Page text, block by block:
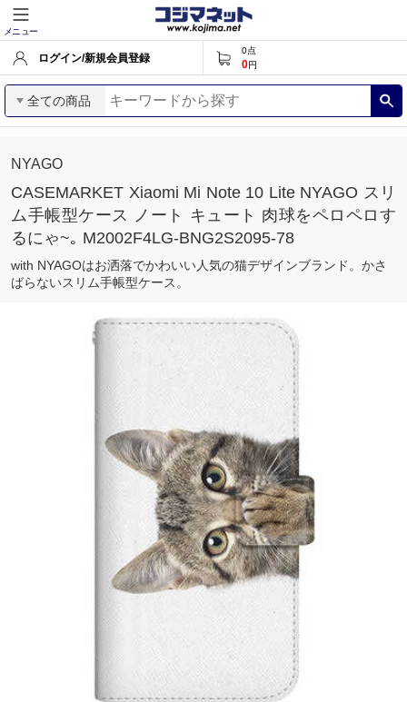
メニュー
ログイン/新規会員登録
0点
0円
全ての商品
NYAGO
CASEMARKET Xiaomi Mi Note 10 Lite NYAGO スリ
ム手帳型ケース ノート キュート 肉球をペロペロす
るにゃ~｡ M2002F4LG-BNG2S2095-78
with NYAGOはお洒落でかわいい人気の猫デザインブランド。かさ
ばらないスリム手帳型ケース。